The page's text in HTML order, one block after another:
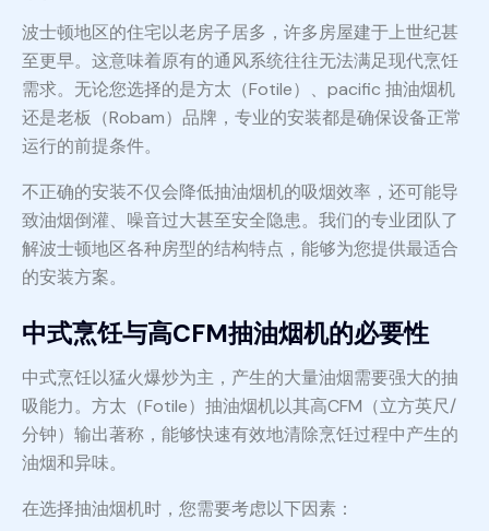
波士顿地区的住宅以老房子居多，许多房屋建于上世纪甚
至更早。这意味着原有的通风系统往往无法满足现代烹饪
需求。无论您选择的是方太（Fotile）、pacific 抽油烟机
还是老板（Robam）品牌，专业的安装都是确保设备正常
运行的前提条件。
不正确的安装不仅会降低抽油烟机的吸烟效率，还可能导
致油烟倒灌、噪音过大甚至安全隐患。我们的专业团队了
解波士顿地区各种房型的结构特点，能够为您提供最适合
的安装方案。
中式烹饪与高CFM抽油烟机的必要性
中式烹饪以猛火爆炒为主，产生的大量油烟需要强大的抽
吸能力。方太（Fotile）抽油烟机以其高CFM（立方英尺/
分钟）输出著称，能够快速有效地清除烹饪过程中产生的
油烟和异味。
在选择抽油烟机时，您需要考虑以下因素：